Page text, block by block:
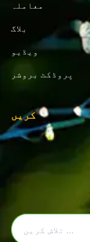
معاملہ
بلاگ
ویڈیو
پروڈکٹ بروشر
کریں